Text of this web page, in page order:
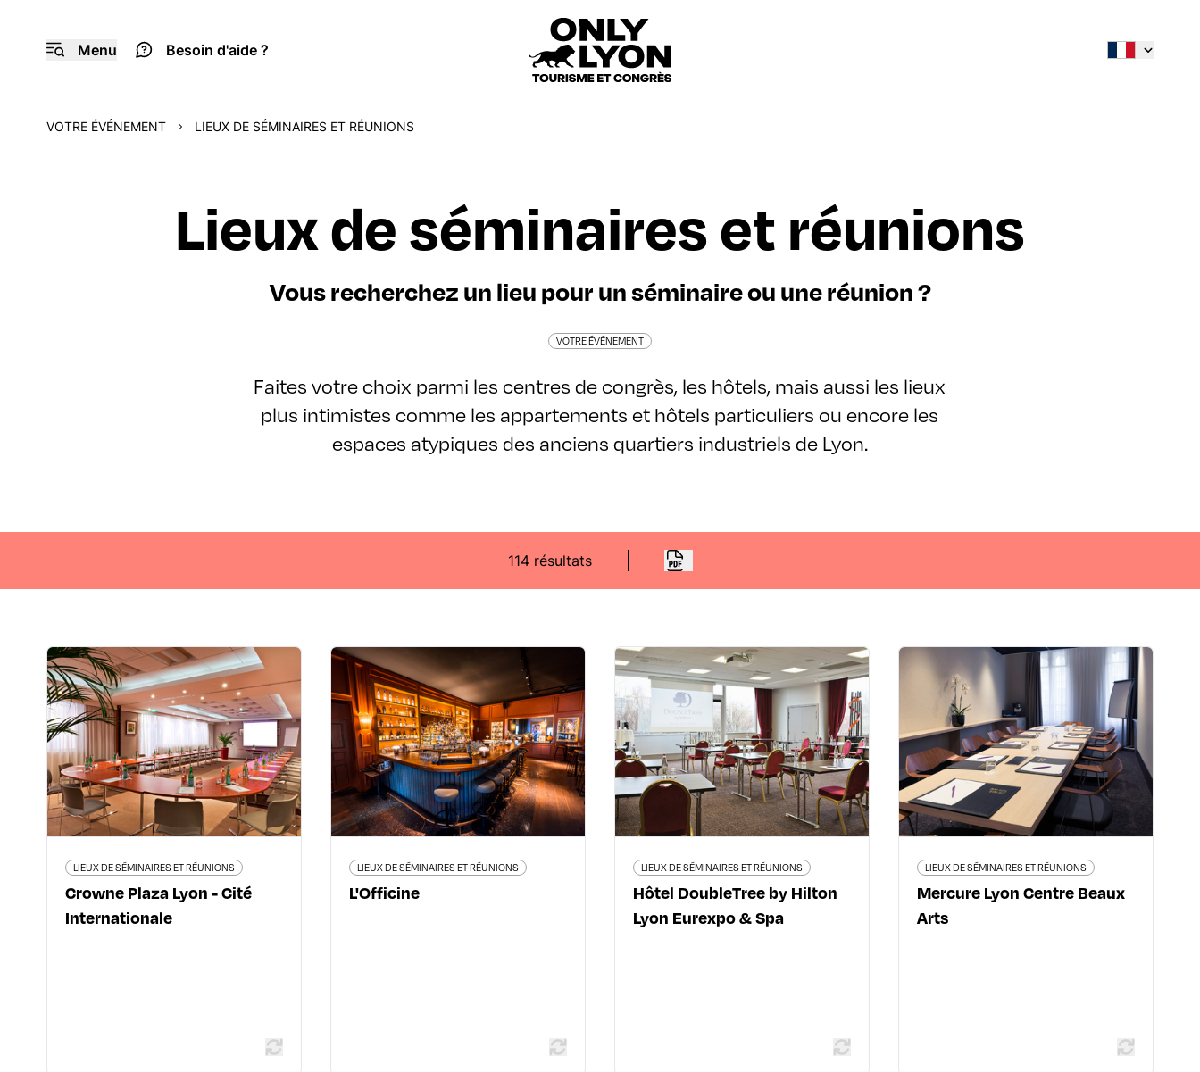
Menu Besoin d'aide ?
VOTRE ÉVÉNEMENT LIEUX DE SÉMINAIRES ET RÉUNIONS
Lieux de séminaires et réunions
Vous recherchez un lieu pour un séminaire ou une réunion ?
VOTRE ÉVÉNEMENT
Faites votre choix parmi les centres de congrès, les hôtels, mais aussi les lieux
plus intimistes comme les appartements et hôtels particuliers ou encore les
espaces atypiques des anciens quartiers industriels de Lyon.
114 résultats
LIEUX DE SÉMINAIRES ET RÉUNIONS
Crowne Plaza Lyon - Cité
Internationale
LIEUX DE SÉMINAIRES ET RÉUNIONS
Crowne Plaza Lyon -
Cité Internationale
22 quai Charles de Gaulle La Cité
Internationale - 69006 Lyon 6ème
04 78 17 86 86
crowneplaza/hotels/fr/fr/lyon/lyscp/hoteldetail?
LIEUX DE SÉMINAIRES ET RÉUNIONS
L'Officine
LIEUX DE SÉMINAIRES ET RÉUNIONS
L'Officine
3 cour Saint-Henri Grand Hôtel-Dieu
- 69002 Lyon 2ème
04 72 41 84 96
www.officine-lyon.fr
LIEUX DE SÉMINAIRES ET RÉUNIONS
Hôtel DoubleTree by Hilton
Lyon Eurexpo & Spa
LIEUX DE SÉMINAIRES ET RÉUNIONS
Hôtel DoubleTree by
Hilton Lyon Eurexpo &
Spa
160 cours du 3° Millénaire - 69800
Saint-Priest
04 37 25 25 25
LIEUX DE SÉMINAIRES ET RÉUNIONS
Mercure Lyon Centre Beaux
Arts
LIEUX DE SÉMINAIRES ET RÉUNIONS
Mercure Lyon Centre
Beaux Arts
73-75 rue du Président Édouard
Herriot - 69002 Lyon 2ème
04 78 38 09 50
www.accorhotels.com/fr/hotel-2949-
hotel-mercure-lyon-centre-beaux-
arts/index.shtml